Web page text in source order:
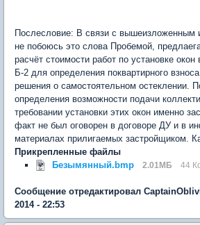
Послесловие: В связи с вышеизложенным
не побоюсь это слова Пробемой,
расчёт стоимости работ по установке
Б-2 для определения поквартирного
решения о самостоятельном остеклении.
определения возможности подачи
требовании установки этих окон именно
факт не был оговорен в договоре ДУ и в
материалах прилигаемых застройщиком.
Прикрепленные файлы
Безымянный.bmp
2.01МБ 44
Сообщение отредактировал
2014 - 22:53